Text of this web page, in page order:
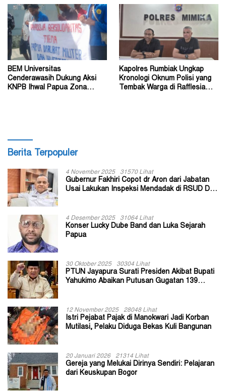
BEM Universitas
Cenderawasih Dukung Aksi
KNPB Ihwal Papua Zona
Kapolres Rumbiak Ungkap
Kronologi Oknum Polisi yang
Tembak Warga di Rafflesia
Berita Terpopuler
4 November 2025 31570 Lihat
Gubernur Fakhiri Copot dr Aron dari Jabatan
Usai Lakukan Inspeksi Mendadak di RSUD Dok
4 Desember 2025 31064 Lihat
Konser Lucky Dube Band dan Luka Sejarah
Papua
30 Oktober 2025 30304 Lihat
PTUN Jayapura Surati Presiden Akibat Bupati
Yahukimo Abaikan Putusan Gugatan 139
12 November 2025 28048 Lihat
Istri Pejabat Pajak di Manokwari Jadi Korban
Mutilasi, Pelaku Diduga Bekas Kuli Bangunan
20 Januari 2026 21314 Lihat
Gereja yang Melukai Dirinya Sendiri: Pelajaran
dari Keuskupan Bogor